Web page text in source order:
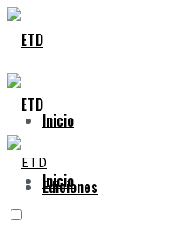
Inicio
Ediciones
Inicio